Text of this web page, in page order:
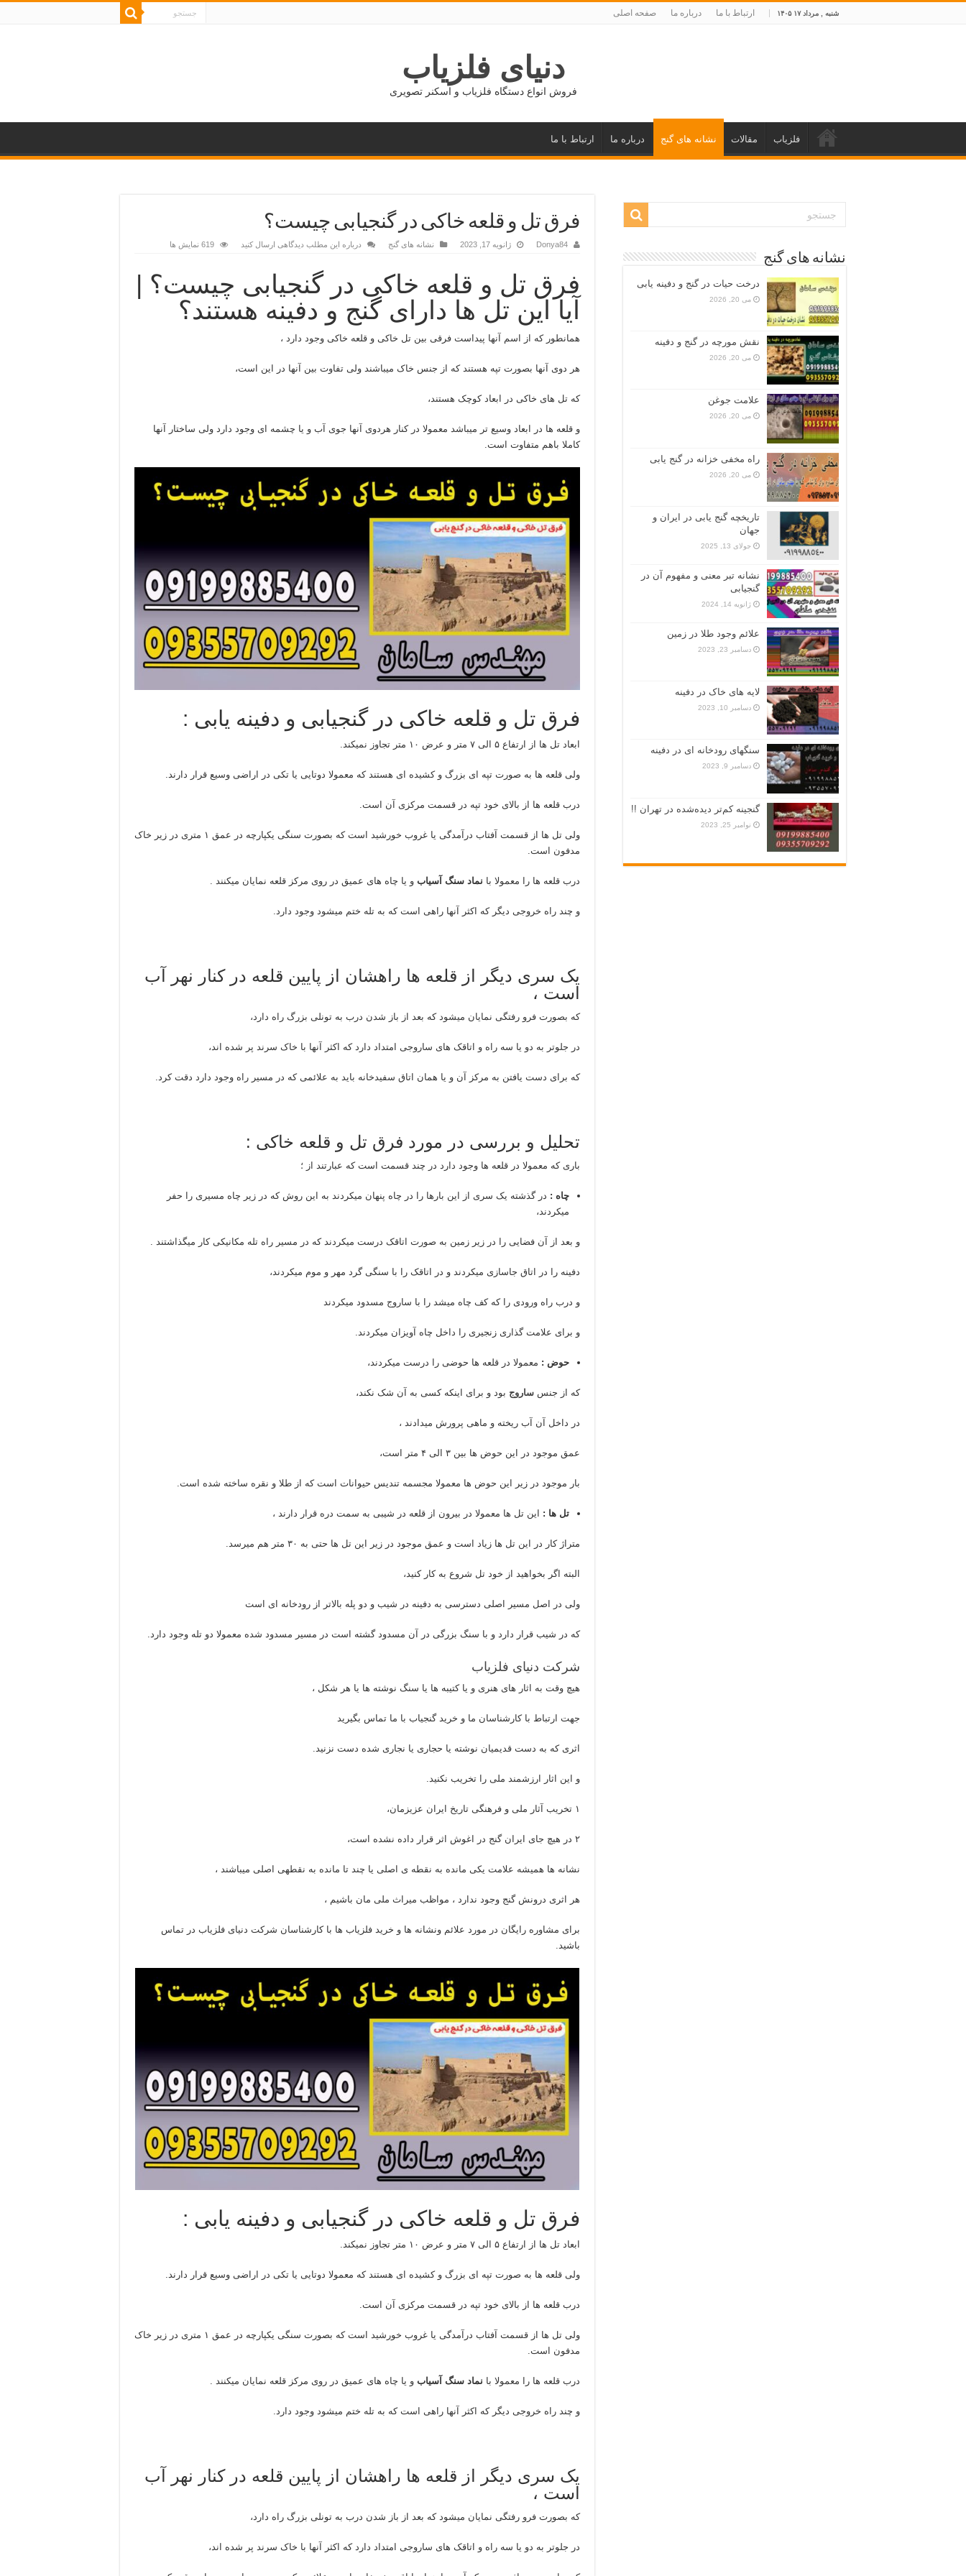
شنبه , مرداد ۱۷ ۱۴۰۵ ارتباط با ما درباره ما صفحه اصلی
دنیای فلزیاب
فروش انواع دستگاه فلزیاب و اسکنر تصویری
فلزیاب مقالات نشانه های گنج درباره ما ارتباط با ما
فرق تل و قلعه خاکی در گنجیابی چیست؟
Donya84 ژانویه 17, 2023 نشانه های گنج درباره این مطلب دیدگاهی ارسال کنید 619 نمایش ها
فرق تل و قلعه خاکی در گنجیابی چیست؟ |
آیا این تل ها دارای گنج و دفینه هستند؟
همانطور که از اسم آنها پیداست فرقی بین تل خاکی و قلعه خاکی وجود دارد ،
هر دوی آنها بصورت تپه هستند که از جنس خاک میباشند ولی تفاوت بین آنها در این است،
که تل های خاکی در ابعاد کوچک هستند،
و قلعه ها در ابعاد وسیع تر میباشد معمولا در کنار هردوی آنها جوی آب و یا چشمه ای وجود دارد ولی ساختار آنها
کاملا باهم متفاوت است.
فرق تل و قلعه خاکی در گنجیابی و دفینه یابی :
ابعاد تل ها از ارتفاع ۵ الی ۷ متر و عرض ۱۰ متر تجاوز نمیکند.
ولی قلعه ها به صورت تپه ای بزرگ و کشیده ای هستند که معمولا دوتایی یا تکی در اراضی وسیع قرار دارند.
درب قلعه ها از بالای خود تپه در قسمت مرکزی آن است.
ولی تل ها از قسمت آفتاب درآمدگی یا غروب خورشید است که بصورت سنگی یکپارچه در عمق ۱ متری در زیر خاک
مدفون است.
درب قلعه ها را معمولا با نماد سنگ آسیاب و یا چاه های عمیق در روی مرکز قلعه نمایان میکنند .
و چند راه خروجی دیگر که اکثر آنها راهی است که به تله ختم میشود وجود دارد.
یک سری دیگر از قلعه ها راهشان از پایین قلعه در کنار نهر آب
است ،
که بصورت فرو رفتگی نمایان میشود که بعد از باز شدن درب به تونلی بزرگ راه دارد،
در جلوتر به دو یا سه راه و اتاقک های ساروجی امتداد دارد که اکثر آنها با خاک سرند پر شده اند،
که برای دست یافتن به مرکز آن و یا همان اتاق سفیدخانه باید به علائمی که در مسیر راه وجود دارد دقت کرد.
تحلیل و بررسی در مورد فرق تل و قلعه خاکی :
باری که معمولا در قلعه ها وجود دارد در چند قسمت است که عبارتند از ؛
چاه : در گذشته یک سری از این بارها را در چاه پنهان میکردند به این روش که در زیر چاه مسیری را حفر
میکردند،
و بعد از آن فضایی را در زیر زمین به صورت اتاقک درست میکردند که در مسیر راه تله مکانیکی کار میگذاشتند .
دفینه را در اتاق جاسازی میکردند و در اتاقک را با سنگی گرد مهر و موم میکردند،
و درب راه ورودی را که کف چاه میشد را با ساروج مسدود میکردند
و برای علامت گذاری زنجیری را داخل چاه آویزان میکردند.
حوض : معمولا در قلعه ها حوضی را درست میکردند،
که از جنس ساروج بود و برای اینکه کسی به آن شک نکند،
در داخل آن آب ریخته و ماهی پرورش میدادند ،
عمق موجود در این حوض ها بین ۳ الی ۴ متر است،
بار موجود در زیر این حوض ها معمولا مجسمه تندیس حیوانات است که از طلا و نقره ساخته شده است.
تل ها : این تل ها معمولا در بیرون از قلعه در شیبی به سمت دره قرار دارند ،
متراژ کار در این تل ها زیاد است و عمق موجود در زیر این تل ها حتی به ۳۰ متر هم میرسد.
البته اگر بخواهید از خود تل شروع به کار کنید،
ولی در اصل مسیر اصلی دسترسی به دفینه در شیب و دو پله بالاتر از رودخانه ای است
که در شیب قرار دارد و با سنگ بزرگی در آن مسدود گشته است در مسیر مسدود شده معمولا دو تله وجود دارد.
شرکت دنیای فلزیاب
هیچ وقت به اثار های هنری و یا کتیبه ها یا سنگ نوشته ها یا هر شکل ،
جهت ارتباط با کارشناسان ما و خرید گنجیاب با ما تماس بگیرید
اثری که به دست قدیمیان نوشته یا حجاری یا نجاری شده دست نزنید.
و این اثار ارزشمند ملی را تخریب نکنید.
۱ تخریب آثار ملی و فرهنگی تاریخ ایران عزیزمان،
۲ در هیچ جای ایران گنج در اغوش اثر قرار داده نشده است،
نشانه ها همیشه علامت یکی مانده به نقطه ی اصلی یا چند تا مانده به نقطهی اصلی میباشند ،
هر اثری درونش گنج وجود ندارد ، مواظب میراث ملی مان باشیم ،
برای مشاوره رایگان در مورد علائم ونشانه ها و خرید فلزیاب ها با کارشناسان شرکت دنیای فلزیاب در تماس
باشید.
فرق تل و قلعه خاکی در گنجیابی و دفینه یابی :
ابعاد تل ها از ارتفاع ۵ الی ۷ متر و عرض ۱۰ متر تجاوز نمیکند.
ولی قلعه ها به صورت تپه ای بزرگ و کشیده ای هستند که معمولا دوتایی یا تکی در اراضی وسیع قرار دارند.
درب قلعه ها از بالای خود تپه در قسمت مرکزی آن است.
ولی تل ها از قسمت آفتاب درآمدگی یا غروب خورشید است که بصورت سنگی یکپارچه در عمق ۱ متری در زیر خاک
مدفون است.
درب قلعه ها را معمولا با نماد سنگ آسیاب و یا چاه های عمیق در روی مرکز قلعه نمایان میکنند .
و چند راه خروجی دیگر که اکثر آنها راهی است که به تله ختم میشود وجود دارد.
یک سری دیگر از قلعه ها راهشان از پایین قلعه در کنار نهر آب
است ،
که بصورت فرو رفتگی نمایان میشود که بعد از باز شدن درب به تونلی بزرگ راه دارد،
در جلوتر به دو یا سه راه و اتاقک های ساروجی امتداد دارد که اکثر آنها با خاک سرند پر شده اند،
نشانه های گنج
درخت حیات در گنج و دفینه یابی
می 20, 2026
نقش مورچه در گنج و دفینه
می 20, 2026
علامت جوغن
می 20, 2026
راه مخفی خزانه در گنج یابی
می 20, 2026
تاریخچه گنج‌ یابی در ایران و
جهان
جولای 13, 2025
نشانه تبر معنی و مفهوم آن در
گنجیابی
ژانویه 14, 2024
علائم وجود طلا در زمین
دسامبر 23, 2023
لایه های خاک در دفینه
دسامبر 10, 2023
سنگهای رودخانه ای در دفینه
دسامبر 9, 2023
گنجینه کم‌تر دیده‌شده در تهران !!
نوامبر 25, 2023